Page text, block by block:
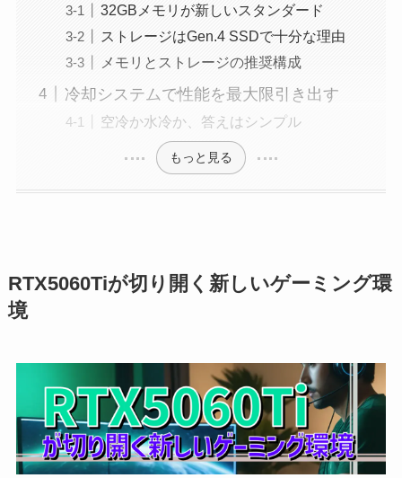
32GBメモリが新しいスタンダード
ストレージはGen.4 SSDで十分な理由
メモリとストレージの推奨構成
冷却システムで性能を最大限引き出す
空冷か水冷か、答えはシンプル
もっと見る
RTX5060Tiが切り開く新しいゲーミング環
境